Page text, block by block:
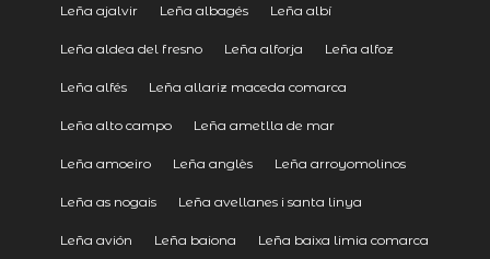
Leña ajalvir Leña albagés Leña albí
Leña aldea del fresno Leña alforja Leña alfoz
Leña alfés Leña allariz maceda comarca
Leña alto campo Leña ametlla de mar
Leña amoeiro Leña anglès Leña arroyomolinos
Leña as nogais Leña avellanes i santa linya
Leña avión Leña baiona Leña baixa limia comarca